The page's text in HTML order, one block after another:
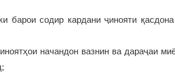
барои содир кардани ҷинояти
начандон вазнин ва дараҷаи